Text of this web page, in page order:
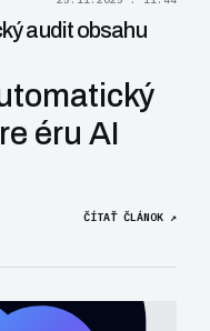
audit obsahu
éru AI
ČÍTAŤ ČLÁNOK ↗